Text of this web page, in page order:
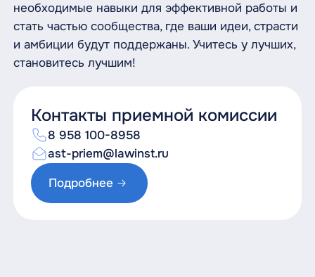
необходимые навыки для эффективной работы и
стать частью сообщества, где ваши идеи, страсти
и амбиции будут поддержаны. Учитесь у лучших,
становитесь лучшим!
Контакты приемной комиссии
8 958 100-8958
ast-priem@lawinst.ru
Подробнее